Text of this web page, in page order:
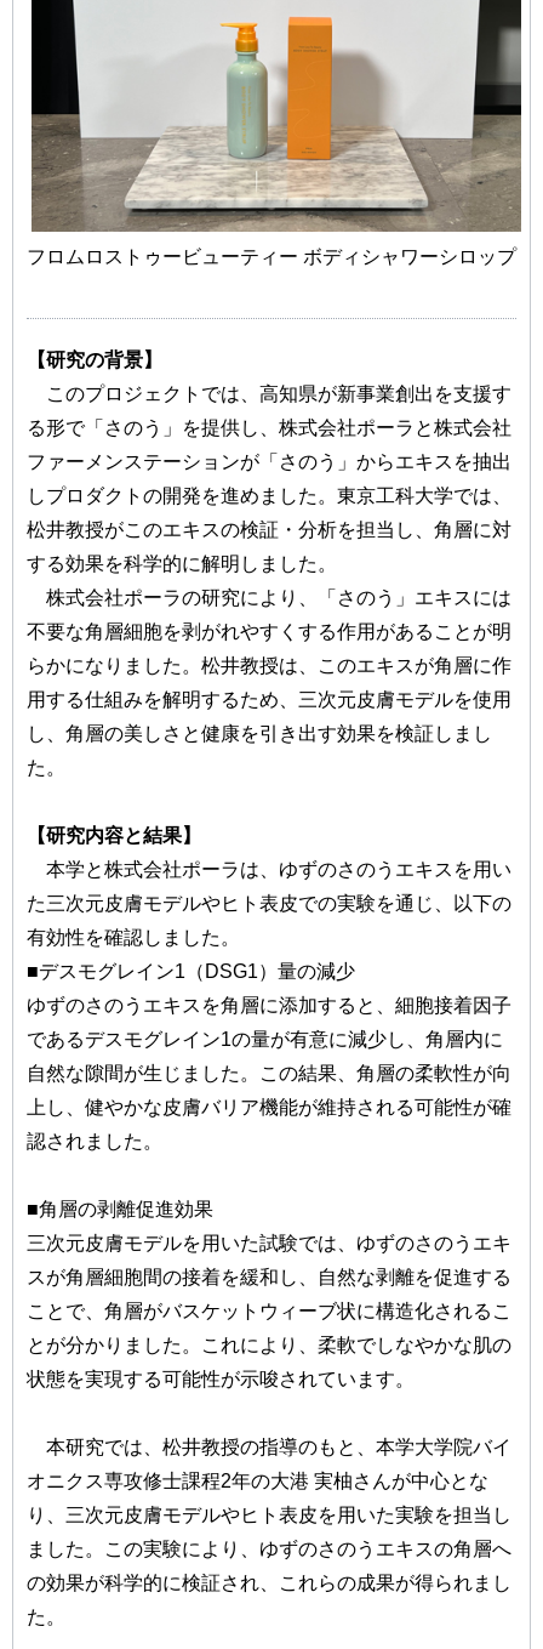
フロムロストゥービューティー ボディシャワーシロップ
【研究の背景】
このプロジェクトでは、高知県が新事業創出を支援す
る形で「さのう」を提供し、株式会社ポーラと株式会社
ファーメンステーションが「さのう」からエキスを抽出
しプロダクトの開発を進めました。東京工科大学では、
松井教授がこのエキスの検証・分析を担当し、角層に対
する効果を科学的に解明しました。
株式会社ポーラの研究により、「さのう」エキスには
不要な角層細胞を剥がれやすくする作用があることが明
らかになりました。松井教授は、このエキスが角層に作
用する仕組みを解明するため、三次元皮膚モデルを使用
し、角層の美しさと健康を引き出す効果を検証しまし
た。
【研究内容と結果】
本学と株式会社ポーラは、ゆずのさのうエキスを用い
た三次元皮膚モデルやヒト表皮での実験を通じ、以下の
有効性を確認しました。
■デスモグレイン1（DSG1）量の減少
ゆずのさのうエキスを角層に添加すると、細胞接着因子
であるデスモグレイン1の量が有意に減少し、角層内に
自然な隙間が生じました。この結果、角層の柔軟性が向
上し、健やかな皮膚バリア機能が維持される可能性が確
認されました。
■角層の剥離促進効果
三次元皮膚モデルを用いた試験では、ゆずのさのうエキ
スが角層細胞間の接着を緩和し、自然な剥離を促進する
ことで、角層がバスケットウィーブ状に構造化されるこ
とが分かりました。これにより、柔軟でしなやかな肌の
状態を実現する可能性が示唆されています。
本研究では、松井教授の指導のもと、本学大学院バイ
オニクス専攻修士課程2年の大港 実柚さんが中心とな
り、三次元皮膚モデルやヒト表皮を用いた実験を担当し
ました。この実験により、ゆずのさのうエキスの角層へ
の効果が科学的に検証され、これらの成果が得られまし
た。